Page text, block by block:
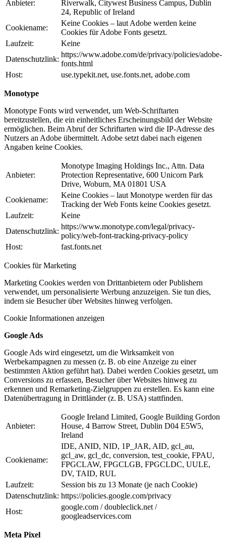
Anbieter:
Riverwalk, Citywest Business Campus, Dublin
24, Republic of Ireland
Cookiename:
Keine Cookies – laut Adobe werden keine
Cookies für Adobe Fonts gesetzt.
Laufzeit:
Keine
Datenschutzlink:
https://www.adobe.com/de/privacy/policies/adobe-
fonts.html
Host:
use.typekit.net, use.fonts.net, adobe.com
Monotype
Monotype Fonts wird verwendet, um Web-Schriftarten
bereitzustellen, die ein einheitliches Erscheinungsbild der Website
ermöglichen. Beim Abruf der Schriftarten wird die IP-Adresse des
Nutzers an Adobe übermittelt. Adobe setzt dabei nach eigenen
Angaben keine Cookies.
Anbieter:
Monotype Imaging Holdings Inc., Attn. Data
Protection Representative, 600 Unicorn Park
Drive, Woburn, MA 01801 USA
Cookiename:
Keine Cookies – laut Monotype werden für das
Tracking der Web Fonts keine Cookies gesetzt.
Laufzeit:
Keine
Datenschutzlink:
https://www.monotype.com/legal/privacy-
policy/web-font-tracking-privacy-policy
Host:
fast.fonts.net
Cookies für Marketing
Marketing Cookies werden von Drittanbietern oder Publishern
verwendet, um personalisierte Werbung anzuzeigen. Sie tun dies,
indem sie Besucher über Websites hinweg verfolgen.
Cookie Informationen anzeigen
Google Ads
Google Ads wird eingesetzt, um die Wirksamkeit von
Werbekampagnen zu messen (z. B. ob eine Anzeige zu einer
bestimmten Aktion geführt hat). Dabei werden Cookies gesetzt, um
Conversions zu erfassen, Besucher über Websites hinweg zu
erkennen und Remarketing-Zielgruppen zu erstellen. Es kann eine
Datenübertragung in Drittländer (z. B. USA) stattfinden.
Anbieter:
Google Ireland Limited, Google Building Gordon
House, 4 Barrow Street, Dublin D04 E5W5,
Ireland
Cookiename:
IDE, ANID, NID, 1P_JAR, AID, gcl_au,
gcl_aw, gcl_dc, conversion, test_cookie, FPAU,
FPGCLAW, FPGCLGB, FPGCLDC, UULE,
DV, TAID, RUL
Laufzeit:
Session bis zu 13 Monate (je nach Cookie)
Datenschutzlink: https://policies.google.com/privacy
Host:
google.com / doubleclick.net /
googleadservices.com
Meta Pixel